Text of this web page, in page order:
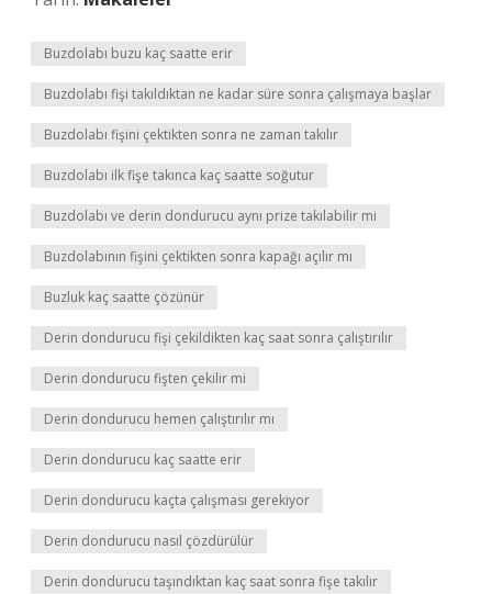
Buzdolabı buzu kaç saatte erir
Buzdolabı fişi takıldıktan ne kadar süre sonra çalışmaya başlar
Buzdolabı fişini çektikten sonra ne zaman takılır
Buzdolabı ilk fişe takınca kaç saatte soğutur
Buzdolabı ve derin dondurucu aynı prize takılabilir mi
Buzdolabının fişini çektikten sonra kapağı açılır mı
Buzluk kaç saatte çözünür
Derin dondurucu fişi çekildikten kaç saat sonra çalıştırılır
Derin dondurucu fişten çekilir mi
Derin dondurucu hemen çalıştırılır mı
Derin dondurucu kaç saatte erir
Derin dondurucu kaçta çalışması gerekiyor
Derin dondurucu nasıl çözdürülür
Derin dondurucu taşındıktan kaç saat sonra fişe takılır